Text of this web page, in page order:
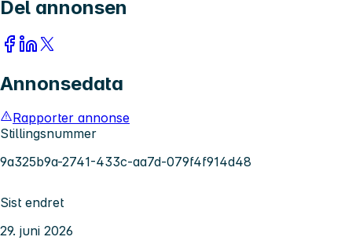
Del annonsen
Annonsedata
Rapporter annonse
Stillingsnummer
9a325b9a-2741-433c-aa7d-079f4f914d48
Sist endret
29. juni 2026